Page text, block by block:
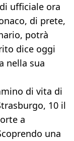
ufficiale ora
di prete,
potrà
dice oggi
nella sua
di vita di
10 il
a
una